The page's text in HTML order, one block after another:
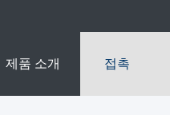
제품 소개 접촉